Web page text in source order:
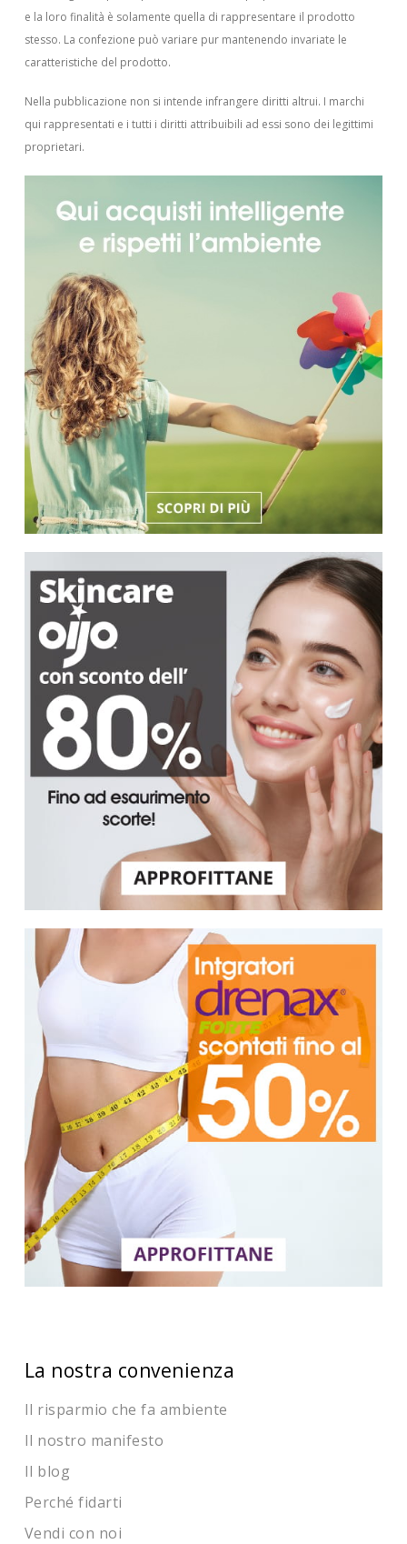
e la loro finalità è solamente quella di rappresentare il prodotto
stesso. La confezione può variare pur mantenendo invariate le
caratteristiche del prodotto.
Nella pubblicazione non si intende infrangere diritti altrui. I marchi
qui rappresentati e i tutti i diritti attribuibili ad essi sono dei legittimi
proprietari.
La nostra convenienza
Il risparmio che fa ambiente
Il nostro manifesto
Il blog
Perché fidarti
Vendi con noi